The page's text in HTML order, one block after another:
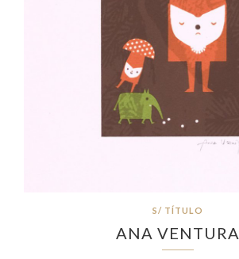
S/ TÍTULO
ANA VENTURA